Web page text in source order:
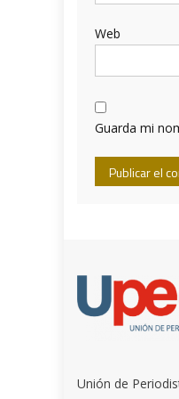
Web
Guarda mi
Unión de